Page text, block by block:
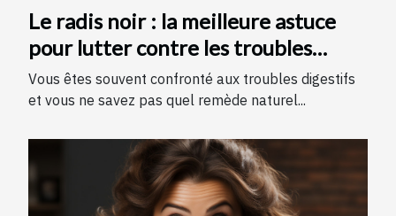
Le radis noir : la meilleure astuce
pour lutter contre les troubles
digestifs !
Vous êtes souvent confronté aux troubles digestifs
et vous ne savez pas quel remède naturel...